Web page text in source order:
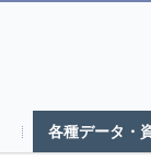
各種データ・